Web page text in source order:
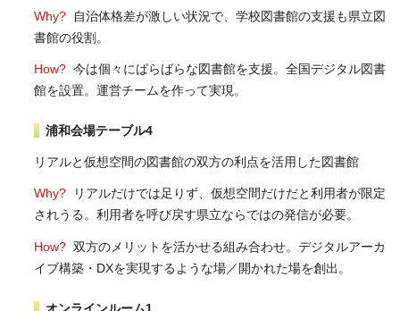
Why?
自治体格差が激しい状況で、学校図書館の支援も県立図
書館の役割。
How? 今は個々にばらばらな図書館を支援。全国デジタル図書
館を設置。運営チームを作って実現。
浦和会場テーブル4
リアルと仮想空間の図書館の双方の利点を活用した図書館
Why?
リアルだけでは足りず、仮想空間だけだと利用者が限定
されうる。利用者を呼び戻す県立ならではの発信が必要。
How? 双方のメリットを活かせる組み合わせ。デジタルアーカ
イブ構築・DXを実現するような場／開かれた場を創出。
オンラインルーム1